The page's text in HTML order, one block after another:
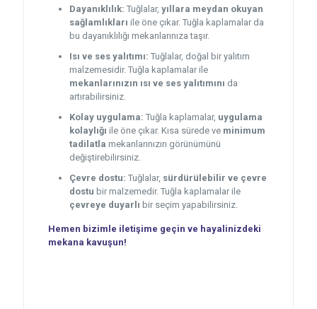
Dayanıklılık: Tuğlalar, yıllara meydan okuyan
sağlamlıkları ile öne çıkar. Tuğla kaplamalar da
bu dayanıklılığı mekanlarınıza taşır.
Isı ve ses yalıtımı: Tuğlalar, doğal bir yalıtım
malzemesidir. Tuğla kaplamalar ile
mekanlarınızın ısı ve ses yalıtımını da
artırabilirsiniz.
Kolay uygulama: Tuğla kaplamalar, uygulama
kolaylığı ile öne çıkar. Kısa sürede ve minimum
tadilatla mekanlarınızın görünümünü
değiştirebilirsiniz.
Çevre dostu: Tuğlalar, sürdürülebilir ve çevre
dostu bir malzemedir. Tuğla kaplamalar ile
çevreye duyarlı bir seçim yapabilirsiniz.
Hemen bizimle iletişime geçin ve hayalinizdeki
mekana kavuşun!